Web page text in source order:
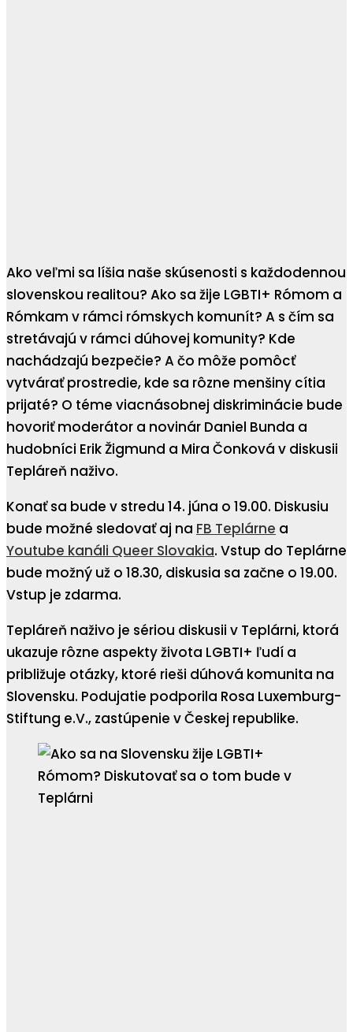
Ako veľmi sa líšia naše skúsenosti s každodennou
slovenskou realitou? Ako sa žije LGBTI+ Rómom a
Rómkam v rámci rómskych komunít? A s čím sa
stretávajú v rámci dúhovej komunity? Kde
nachádzajú bezpečie? A čo môže pomôcť
vytvárať prostredie, kde sa rôzne menšiny cítia
prijaté? O téme viacnásobnej diskriminácie bude
hovoriť moderátor a novinár Daniel Bunda a
hudobníci Erik Žigmund a Mira Čonková v diskusii
Tepláreň naživo.
Konať sa bude v stredu 14. júna o 19.00. Diskusiu
bude možné sledovať aj na FB Teplárne a
Youtube kanáli Queer Slovakia. Vstup do Teplárne
bude možný už o 18.30, diskusia sa začne o 19.00.
Vstup je zdarma.
Tepláreň naživo je sériou diskusii v Teplárni, ktorá
ukazuje rôzne aspekty života LGBTI+ ľudí a
približuje otázky, ktoré rieši dúhová komunita na
Slovensku. Podujatie podporila Rosa Luxemburg-
Stiftung e.V., zastúpenie v Českej republike.